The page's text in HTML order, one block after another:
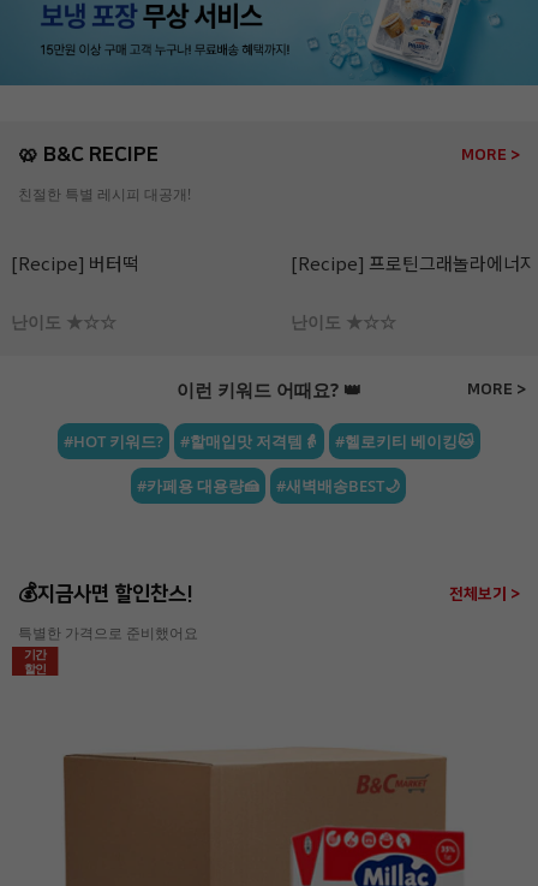
🥨 B&C RECIPE MORE >
친절한 특별 레시피 대공개!
[Recipe] 프로틴그래놀라에너지바
난이도 ★☆☆
[Recipe] 파로 플레이크 땅콩 &
난이도 ★☆☆
이런 키워드 어때요? 👑 MORE >
#HOT 키워드? #할매입맛 저격템👵 #헬로키티 베이킹🐱
#카페용 대용량🍰 #새벽배송BEST🌙
💰지금사면 할인찬스! 전체보기 >
특별한 가격으로 준비했어요
기간
할인